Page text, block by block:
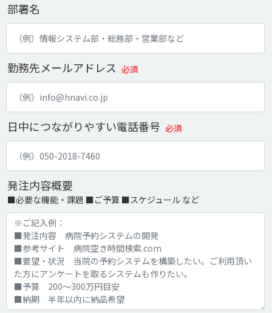
部署名
勤務先メールアドレス 必須
日中につながりやすい電話番号 必須
発注内容概要
■必要な機能・課題 ■ご予算 ■スケジュール など